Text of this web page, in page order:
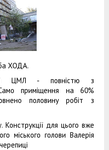
ХОДА.
ЦМЛ - повністю з
приміщення на 60%
половину робіт з
для цього вже
міського голови Валерія